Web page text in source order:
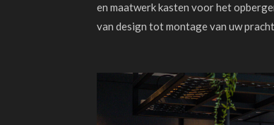
en maatwerk kasten voor het
van design tot montage van uw